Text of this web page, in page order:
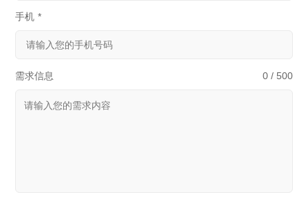
手机 *
需求信息 0 / 500